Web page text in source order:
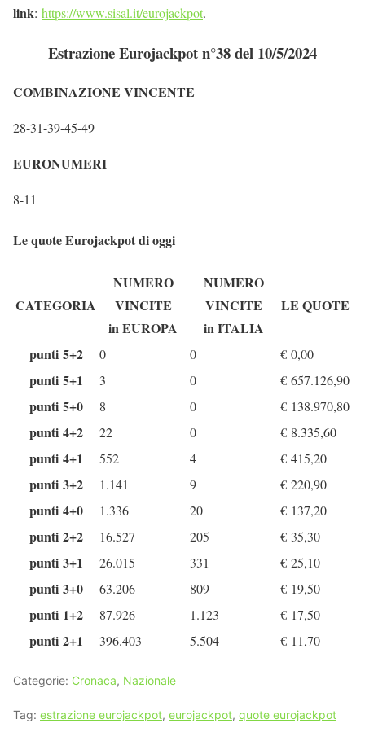
link: https://www.sisal.it/eurojackpot.
Estrazione Eurojackpot n°38 del 10/5/2024
COMBINAZIONE VINCENTE
28-31-39-45-49
EURONUMERI
8-11
Le quote Eurojackpot di oggi
CATEGORIA
NUMERO
VINCITE
in EUROPA
NUMERO
VINCITE
in ITALIA
LE QUOTE
punti 5+2 0 0 € 0,00
punti 5+1 3 0 € 657.126,90
punti 5+0 8 0 € 138.970,80
punti 4+2 22 0 € 8.335,60
punti 4+1 552 4 € 415,20
punti 3+2 1.141 9 € 220,90
punti 4+0 1.336 20 € 137,20
punti 2+2 16.527 205 € 35,30
punti 3+1 26.015 331 € 25,10
punti 3+0 63.206 809 € 19,50
punti 1+2 87.926 1.123 € 17,50
punti 2+1 396.403 5.504 € 11,70
Categorie: Cronaca, Nazionale
Tag: estrazione eurojackpot, eurojackpot, quote eurojackpot